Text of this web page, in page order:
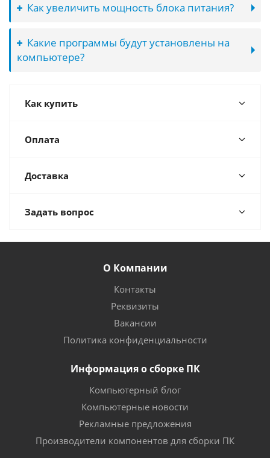
Как увеличить мощность блока питания?
Какие программы будут установлены на
компьютере?
Как купить
Оплата
Доставка
Задать вопрос
О Компании
Контакты
Реквизиты
Вакансии
Политика конфиденциальности
Информация о сборке ПК
Компьютерный блог
Компьютерные новости
Рекламные предложения
Производители компонентов для сборки ПК